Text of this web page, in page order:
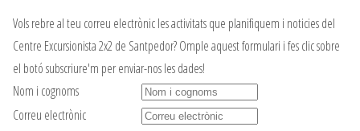
Vols rebre al teu correu electrònic les activitats que planifiquem i noticies del
Centre Excursionista 2x2 de Santpedor? Omple aquest formulari i fes clic sobre
el botó subscriure'm per enviar-nos les dades!
Nom i cognoms
Correu electrònic